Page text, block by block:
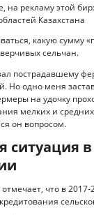
на рекламу этой
Казахстана
какую сумму
сельчан.
пострадавшему
Но одно меня
на удочку
мелких и
он вопросом.
ситуация в
что в 2017-